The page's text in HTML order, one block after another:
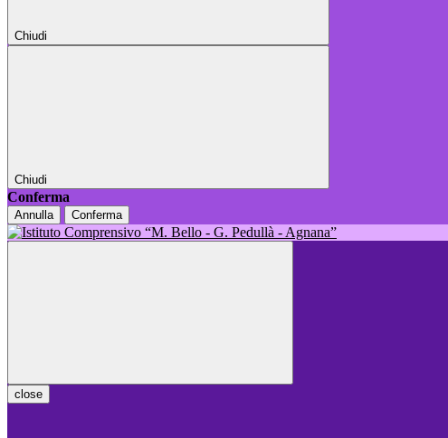
Chiudi
Chiudi
Conferma
Annulla Conferma
close